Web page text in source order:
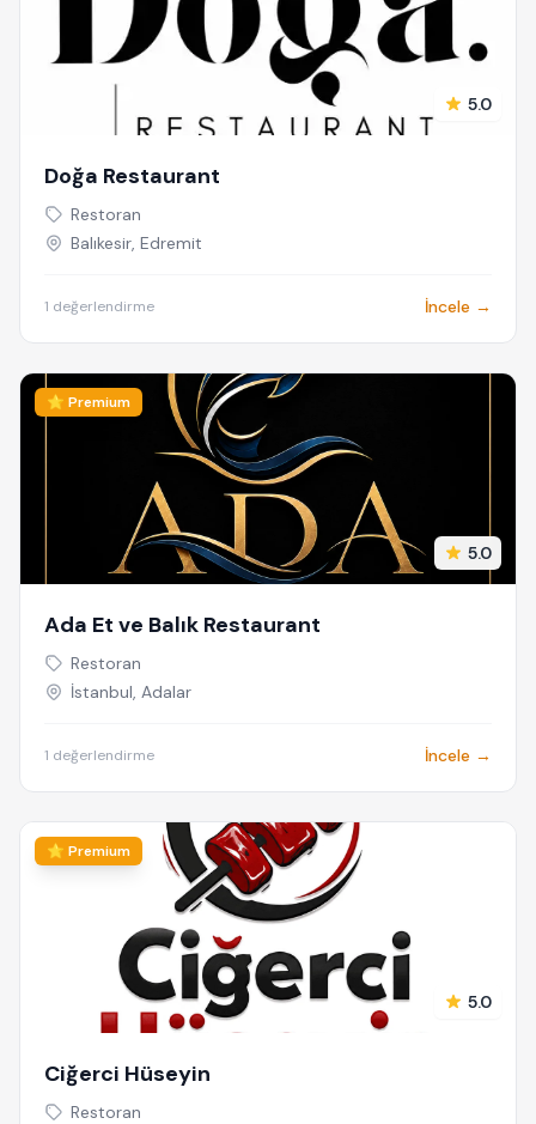
5.0
Doğa Restaurant
Restoran
Balıkesir, Edremit
1 değerlendirme İncele →
⭐ Premium
5.0
Ada Et ve Balık Restaurant
Restoran
İstanbul, Adalar
1 değerlendirme İncele →
⭐ Premium
5.0
Ciğerci Hüseyin
Restoran